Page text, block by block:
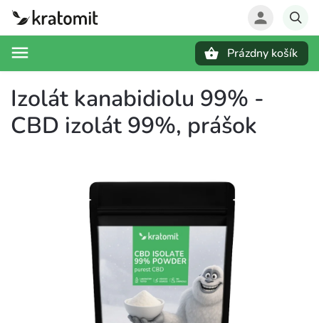
Prázdny košík
Izolát kanabidiolu 99% -
CBD izolát 99%, prášok